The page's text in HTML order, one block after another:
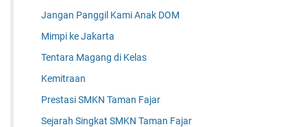
Jangan Panggil Kami Anak DOM
Mimpi ke Jakarta
Tentara Magang di Kelas
Kemitraan
Prestasi SMKN Taman Fajar
Sejarah Singkat SMKN Taman Fajar